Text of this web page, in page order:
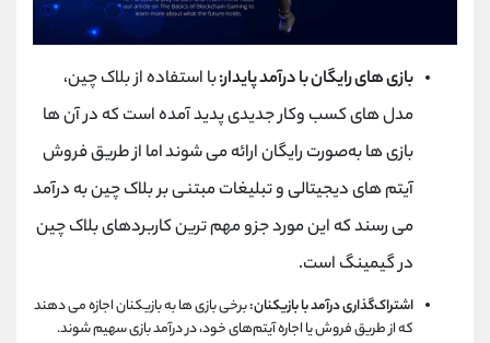
بازی ‌های رایگان با درآمد پایدار:با استفاده از بلاک چین،
مدل‌ های کسب ‌وکار جدیدی پدید آمده است که در آن‌ ها
بازی‌ ها به‌صورت رایگان ارائه می ‌شوند اما از طریق فروش
آیتم ‌های دیجیتالی و تبلیغات مبتنی بر بلاک چین به درآمد
می ‌رسند که این مورد جزو مهم ترین کاربردهای بلاک چین
در گیمینگ است.
اشتراک‌گذاری درآمد با بازیکنان:برخی بازی ‌ها به بازیکنان اجازه می ‌دهند
که از طریق فروش یا اجاره آیتم‌های خود، در درآمد بازی سهیم شوند.